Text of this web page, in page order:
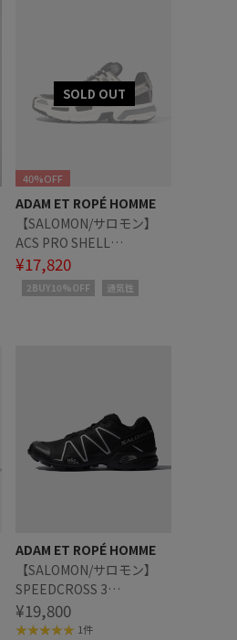
40%OFF
ADAM ET ROPÉ HOMME
【SALOMON/サロモン】
ACS PRO SHELL
L47957000
¥17,820
2BUY10%OFF 通気性
ADAM ET ROPÉ HOMME
【SALOMON/サロモン】
SPEEDCROSS 3
L47588000
¥19,800
1件